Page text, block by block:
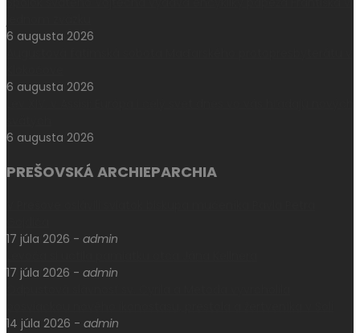
6 augusta 2026
6 augusta 2026
6 augusta 2026
PREŠOVSKÁ ARCHIEPARCHIA
17 júla 2026 - admin
17 júla 2026 - admin
14 júla 2026 - admin